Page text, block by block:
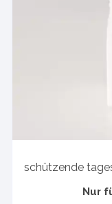
schützende
Nur